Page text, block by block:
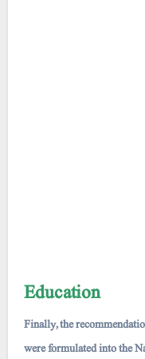
Education
Finally, the
were formulated into the